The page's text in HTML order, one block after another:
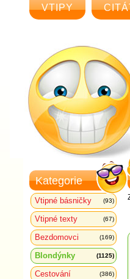
VTIPY
Kategorie
Vtipné básničky (93)
Vtipné texty (67)
Bezdomovci (169)
Blondýnky (1125)
Cestování (386)